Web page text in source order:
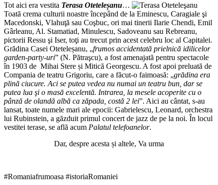
Tot aici era vestita Terasa Oteteleșanu…
Toată crema culturii noastre începând de la Eminescu, Caragiale şi
Macedonski, Vlahuţă sau Coşbuc, ori mai tinerii Ilarie Chendi, Emil
Gârleanu, Al. Stamatiad, Minulescu, Sadoveanu sau Rebreanu,
pictorii Ressu şi Iser, toţi au trecut prin acest celebru loc al Capitalei.
Grădina Casei Oteteleșanu, „frumos accidentată prielnică idilicelor
garden-party-uri” (N. Pătraşcu), a fost amenajată pentru spectacole
în 1903 de Mihai Stere și Mitică Georgescu. A fost apoi preluată de
Compania de teatru Grigoriu, care a făcut-o faimoasă: „grădina era
plină ciucure. Aci se putea vedea nu numai un teatru bun, dar se
putea lua şi o masă excelentă. Intrarea, la mesele acoperite cu o
pânză de olandă albă ca zăpada, costă 2 lei”. Aici au cântat, s-au
lansat, toate numele mari ale epocii: Gabrielescu, Leonard, orchestra
lui Rubinstein, a găzduit primul concert de jazz de pe la noi. În locul
vestitei terase, se află acum Palatul telefoanelor.
Dar, despre acesta și altele, Va urma
#Romaniafrumoasa #istoriaRomaniei